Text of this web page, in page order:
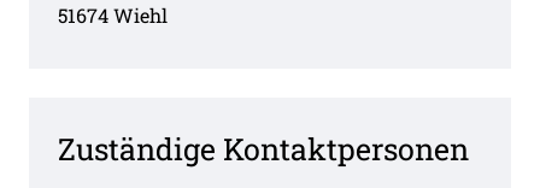
PLZ:
51674Ort:
Wiehl
Zuständige Kontaktpersonen